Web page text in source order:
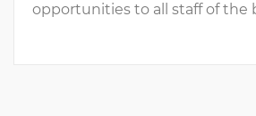
opportunities to all staff of the